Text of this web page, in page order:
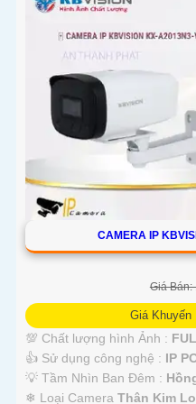
CAMERA IP
Giá Bán:
Giá Khuyến
💯 Chất lượng hình Ảnh :
👍 Sử dụng công nghệ : IP
💡 Tầm Nhìn Ban Đêm :
❄ Loại Camera Thân Kim